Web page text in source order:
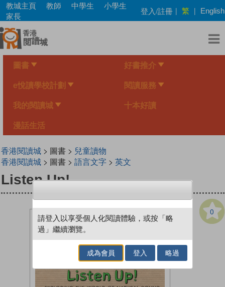
Skip
main
content
教城主頁 教師 中學生
小學生
家長
登入/註冊 | 繁 | English
圖書 好書推介
e悅讀學校計劃 閱讀服務
我的閱讀城 十本好讀
漫話生活
香港閱讀城> 圖書 > 兒童讀物
香港閱讀城> 圖書 > 語言文字> 英文
Listen Up!
0
請登入以享受個人化閱讀體驗，或按「略
過」繼續瀏覽。
成為會員 登入 略過